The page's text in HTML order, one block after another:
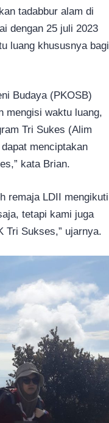
tadabbur alam di
dengan 25 juli 2023
luang khususnya bagi
Budaya (PKOSB)
mengisi waktu luang,
Tri Sukes (Alim
menciptakan
kata Brian.
remaja LDII mengikuti
tetapi kami juga
Tri Sukses,” ujarnya.